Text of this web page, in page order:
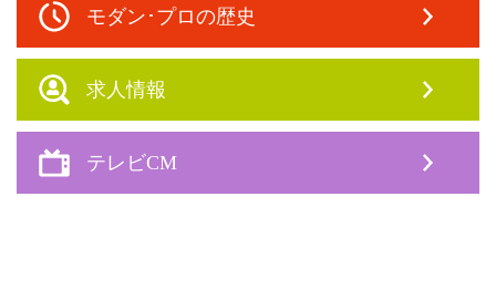
モダン･プロの歴史
求人情報
テレビCM